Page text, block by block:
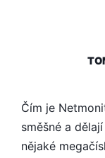
Čím je
směšné a
nějaké